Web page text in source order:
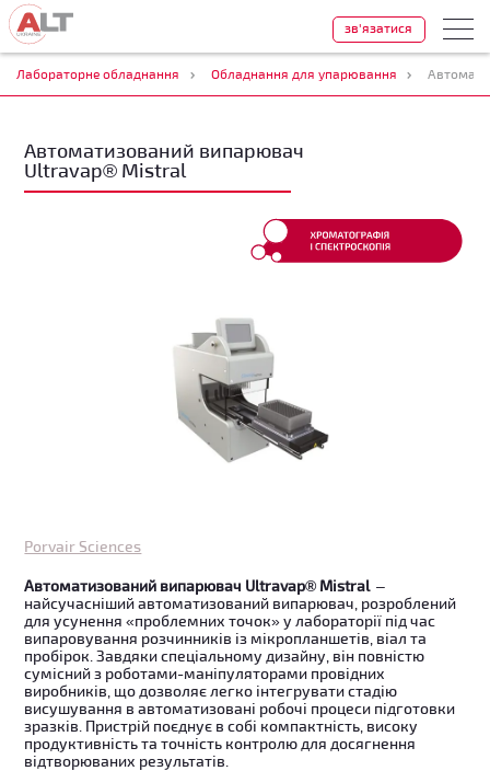
зв'язатися
Лабораторне обладнання Обладнання для упарювання
Автоматизований випарювач
Ultravap® Mistral
Porvair Sciences
Автоматизований випарювач Ultravap® Mistral –
найсучасніший автоматизований випарювач, розроблений
для усунення «проблемних точок» у лабораторії під час
випаровування розчинників із мікропланшетів, віал та
пробірок. Завдяки спеціальному дизайну, він повністю
сумісний з роботами-маніпуляторами провідних
виробників, що дозволяє легко інтегрувати стадію
висушування в автоматизовані робочі процеси підготовки
зразків. Пристрій поєднує в собі компактність, високу
продуктивність та точність контролю для досягнення
відтворюваних результатів.